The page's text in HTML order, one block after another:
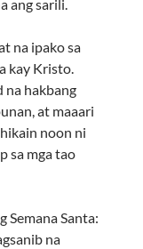
ang sarili.
na ipako sa
kay Kristo.
na hakbang
at maaari
noon ni
sa mga tao
Semana Santa:
na